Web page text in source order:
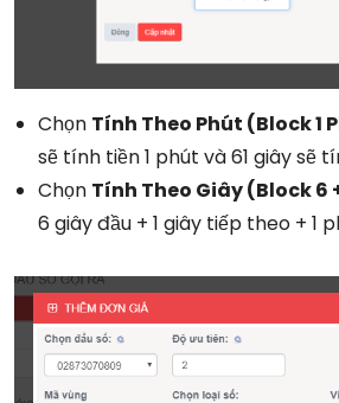
Chọn Tính Theo Phút (Block 1
sẽ tính tiền 1 phút và 61 giây sẽ
Chọn Tính Theo Giây (Block 6
6 giây đầu + 1 giây tiếp theo + 1